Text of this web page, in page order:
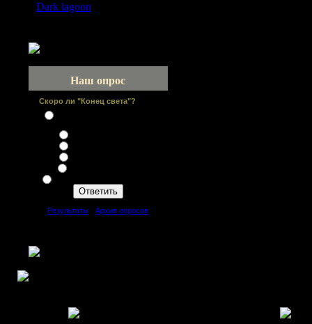
Dark lagoon
Наш опрос
Скоро ли "Конец света"?
Результаты Архив опросов